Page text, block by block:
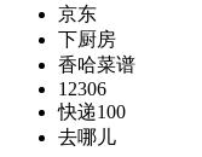
京东
下厨房
香哈菜谱
12306
快递100
去哪儿